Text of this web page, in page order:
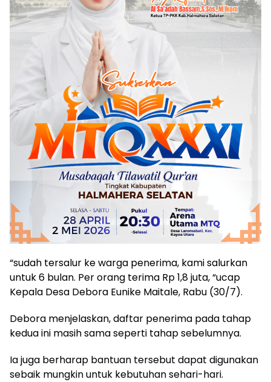
“sudah tersalur ke warga penerima, kami salurkan
untuk 6 bulan. Per orang terima Rp 1,8 juta, “ucap
Kepala Desa Debora Eunike Maitale, Rabu (30/7).
Debora menjelaskan, daftar penerima pada tahap
kedua ini masih sama seperti tahap sebelumnya.
Ia juga berharap bantuan tersebut dapat digunakan
sebaik mungkin untuk kebutuhan sehari-hari.